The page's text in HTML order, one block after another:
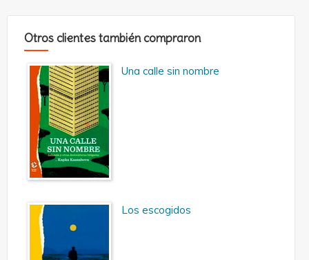
Otros clientes también compraron
Una calle sin nombre
Los escogidos